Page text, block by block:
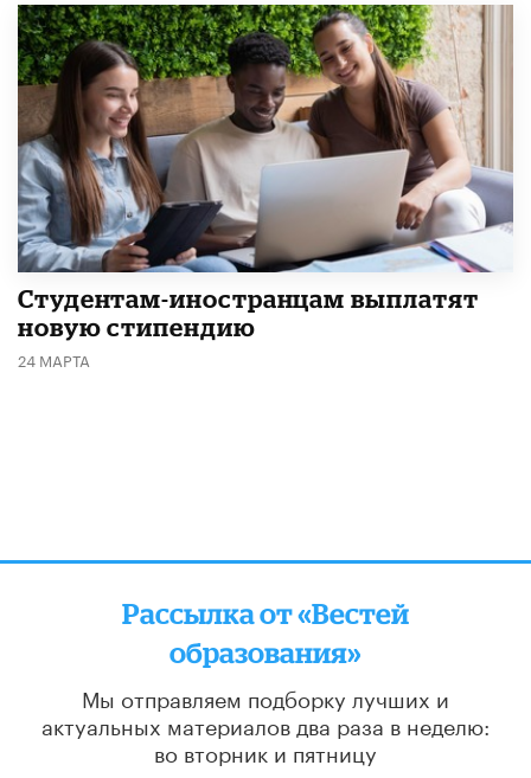
Студентам-иностранцам выплатят
новую стипендию
24 МАРТА
Рассылка от «Вестей
образования»
Мы отправляем подборку лучших и
актуальных материалов два раза в неделю:
во вторник и пятницу